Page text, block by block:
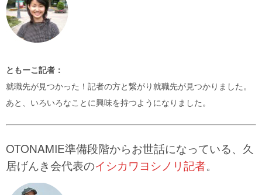
ともーこ記者：
就職先が見つかった！記者の方と繋がり就職先が見つかりました。
あと、いろいろなことに興味を持つようになりました。
OTONAMIE準備段階からお世話になっている、久
居げんき会代表のイシカワヨシノリ記者。